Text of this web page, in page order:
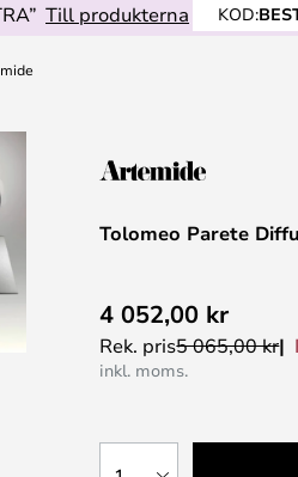
Till produkterna KOD:
Tolomeo Parete
4 052,00 kr
Rek. pris5 065,00 kr
inkl. moms.